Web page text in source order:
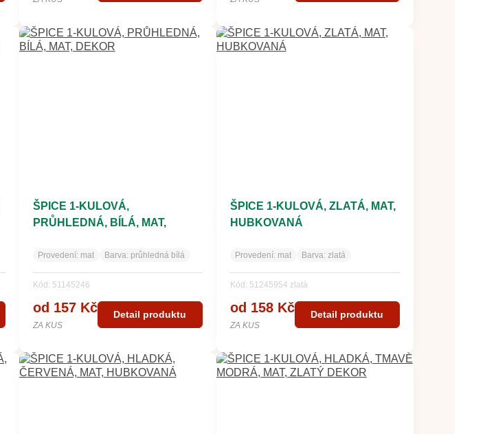
ŠPICE 1-KULOVÁ,
PRŮHLEDNÁ, BÍLÁ, MAT,
Provedení: mat Barva: průhledná bílá
Kód: 51145246
od 157 Kč
ZA KUS
Detail produktu
ŠPICE 1-KULOVÁ, ZLATÁ, MAT,
HUBKOVANÁ
Provedení: mat Barva: zlatá
Kód: 51245954 zlatá
od 158 Kč
ZA KUS
Detail produktu